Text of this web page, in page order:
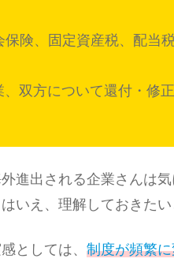
険、固定資産税、配当税
双方について還付・修
進出される企業さんは
いえ、理解しておきたい
としては、 制度が頻繁